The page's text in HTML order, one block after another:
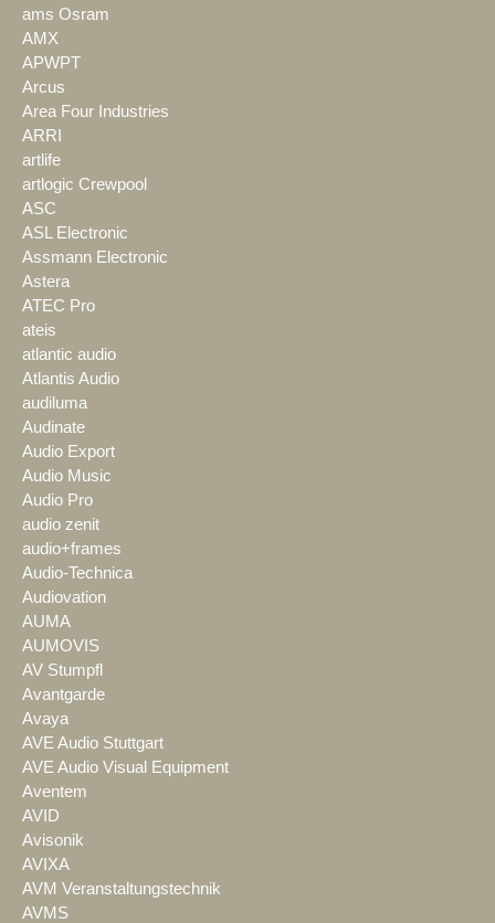
ams Osram
AMX
APWPT
Arcus
Area Four Industries
ARRI
artlife
artlogic Crewpool
ASC
ASL Electronic
Assmann Electronic
Astera
ATEC Pro
ateis
atlantic audio
Atlantis Audio
audiluma
Audinate
Audio Export
Audio Music
Audio Pro
audio zenit
audio+frames
Audio-Technica
Audiovation
AUMA
AUMOVIS
AV Stumpfl
Avantgarde
Avaya
AVE Audio Stuttgart
AVE Audio Visual Equipment
Aventem
AVID
Avisonik
AVIXA
AVM Veranstaltungstechnik
AVMS